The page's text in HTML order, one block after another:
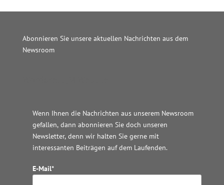
Abonnieren Sie unsere aktuellen Nachrichten aus dem
Newsroom
Wenn Ihnen die Nachrichten aus unserem Newsroom
gefallen, dann abonnieren Sie doch unseren
Newsletter, denn wir halten Sie gerne mit
interessanten Beiträgen auf dem Laufenden.
E-Mail*